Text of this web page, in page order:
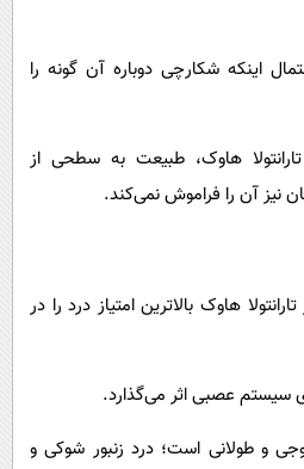
اینکه شکارچی دوباره آن گونه را
هاوک، طبیعت به سطحی از
نیز آن را فراموش نمی‌کند.
هاوک بالاترین امتیاز درد را در
سیستم عصبی اثر می‌گذارد.
و طولانی است؛ درد زنبور شوکی و